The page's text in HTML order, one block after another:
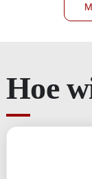
Hoe